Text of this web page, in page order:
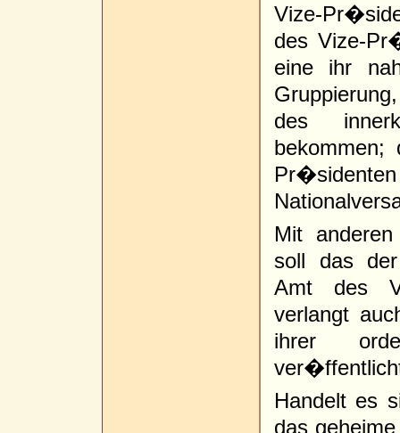
Vize-
des Vize-
eine ihr
des
Mit
soll das der
Amt des
verlangt
ihrer
Handelt es
das